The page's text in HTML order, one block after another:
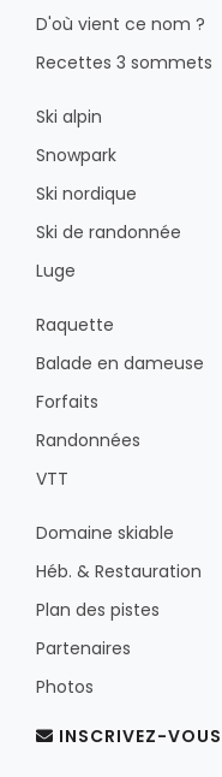
D'où vient ce nom ?
Recettes 3 sommets
Ski alpin
Snowpark
Ski nordique
Ski de randonnée
Luge
Raquette
Balade en dameuse
Forfaits
Randonnées
VTT
Domaine skiable
Héb. & Restauration
Plan des pistes
Partenaires
Photos
INSCRIVEZ-VOUS